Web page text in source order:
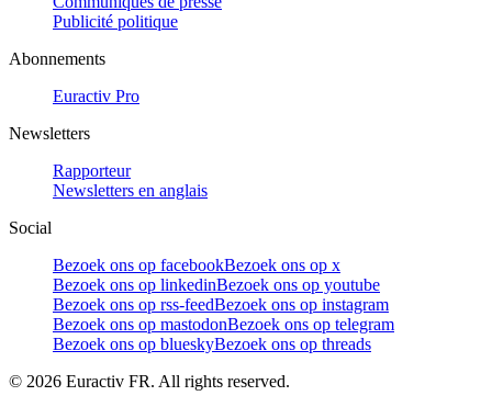
Publicité politique
Abonnements
Euractiv Pro
Newsletters
Rapporteur
Newsletters en anglais
Social
Bezoek ons op facebookBezoek ons op x
Bezoek ons op linkedinBezoek ons op youtube
Bezoek ons op rss-feedBezoek ons op instagram
Bezoek ons op mastodonBezoek ons op telegram
Bezoek ons op blueskyBezoek ons op threads
© 2026 Euractiv FR. All rights reserved.